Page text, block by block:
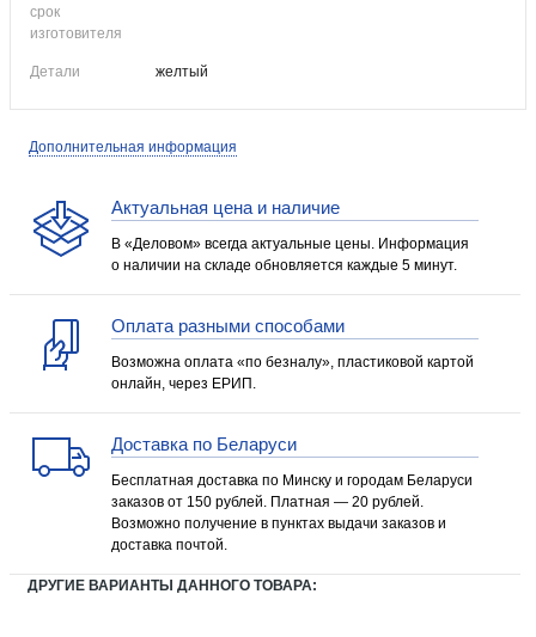
срок
изготовителя
Детали желтый
Дополнительная информация
Актуальная цена и наличие
В «Деловом» всегда актуальные цены. Информация
о наличии на складе обновляется каждые 5 минут.
Оплата разными способами
Возможна оплата «по безналу», пластиковой картой
онлайн, через ЕРИП.
Доставка по Беларуси
Бесплатная доставка по Минску и городам Беларуси
заказов от 150 рублей. Платная — 20 рублей.
Возможно получение в пунктах выдачи заказов и
доставка почтой.
ДРУГИЕ ВАРИАНТЫ ДАННОГО ТОВАРА: